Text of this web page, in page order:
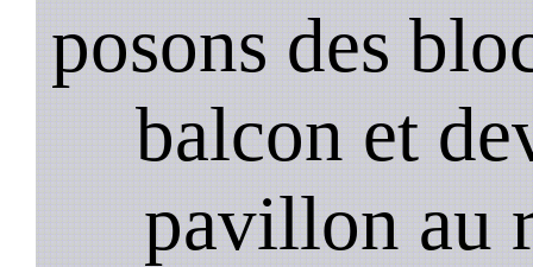
posons des
balcon et
pavillon au